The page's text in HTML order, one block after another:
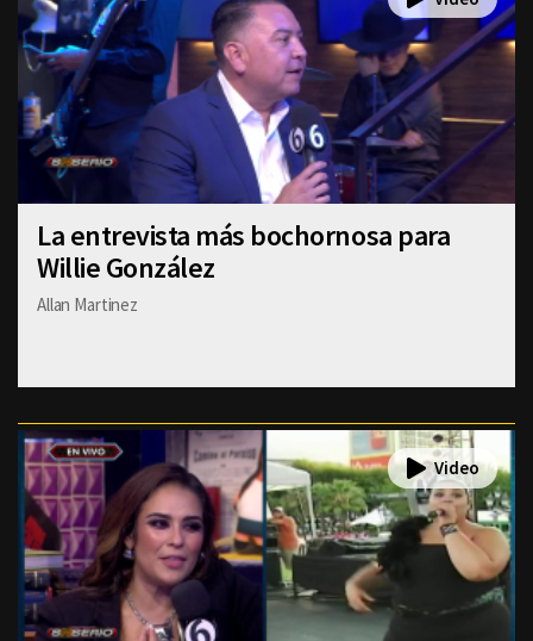
La entrevista más bochornosa para
Willie González
Allan Martinez